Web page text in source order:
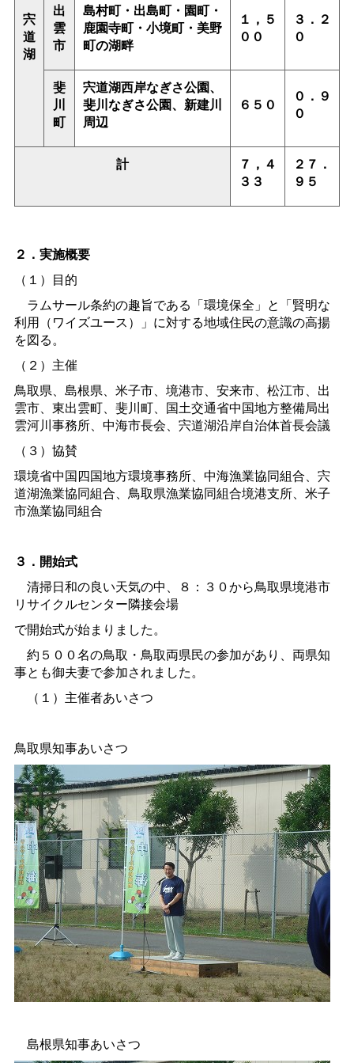
宍
道
湖
出
雲
市
島村町・出島町・園町・
鹿園寺町・小境町・美野
町の湖畔
１，５
００
３．２
０
斐
川
町
宍道湖西岸なぎさ公園、
斐川なぎさ公園、新建川
周辺
６５０
０．９
０
計
７，４
３３
２７．
９５
２．実施概要
（１）目的
ラムサール条約の趣旨である「環境保全」と「賢明な
利用（ワイズユース）」に対する地域住民の意識の高揚
を図る。
（２）主催
鳥取県、島根県、米子市、境港市、安来市、松江市、出
雲市、東出雲町、斐川町、国土交通省中国地方整備局出
雲河川事務所、中海市長会、宍道湖沿岸自治体首長会議
（３）協賛
環境省中国四国地方環境事務所、中海漁業協同組合、宍
道湖漁業協同組合、鳥取県漁業協同組合境港支所、米子
市漁業協同組合
３．開始式
清掃日和の良い天気の中、８：３０から鳥取県境港市
リサイクルセンター隣接会場
で開始式が始まりました。
約５００名の鳥取・鳥取両県民の参加があり、両県知
事とも御夫妻で参加されました。
（１）主催者あいさつ
鳥取県知事あいさつ
島根県知事あいさつ